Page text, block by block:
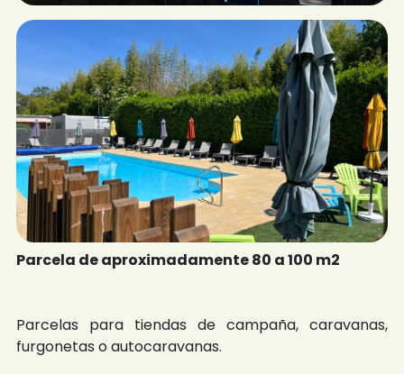
Parcela de aproximadamente 80 a 100 m2
Parcelas para tiendas de campaña, caravanas,
furgonetas o autocaravanas.